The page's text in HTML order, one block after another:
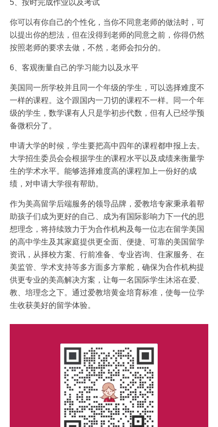
5、按时完成作业以及考试
你可以有你自己的个性化，当你不同意老师的做法时，可
以提出你的想法，但在没得到老师的同意之前，你得仍然
按照老师的要求去做，不然，老师会扣分的。
6、客观衡量自己的学习能力以及水平
美国同一所学校并且同一个年级的学生，可以选择难度不
一样的课程。这个跟国内一刀切的课程不一样。同一个年
级的学生，数学课有人只是学初步代数，但有人已经学预
备微积分了。
申请大学的时候，学生要把高中四年的课程都申报上去。
大学招生委员会会根据学生的课程水平以及成绩来衡量学
生的学术水平。能够选择难度高的课程加上一份好的成
绩，对申请大学很有帮助。
作为美高留学后端服务的领导品牌，爱教培专家秉承着帮
助孩子们成为更好的自己、成为有国际影响力下一代的思
想理念，将持续致力于为合作机构及每一位志在留学美国
的高中学生及其家庭提供更全面、便捷、可靠的美国留学
资讯，从择校方案、行前准备、专业咨询、住家服务、在
美监管、学术支持等多方面多方掌舵，确保为合作机构提
供更专业的美高解决方案，让每一名国际学生沐浴在爱、
教、培理念之下。通过爱教培黄金培育标准，使每一位学
生收获美好的留学体验。